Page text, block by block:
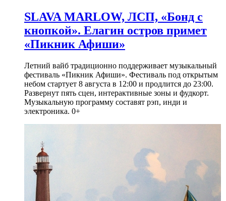
SLAVA MARLOW, ЛСП, «Бонд с
кнопкой». Елагин остров примет
«Пикник Афиши»
Летний вайб традиционно поддерживает музыкальный
фестиваль «Пикник Афиши». Фестиваль под открытым
небом стартует 8 августа в 12:00 и продлится до 23:00.
Развернут пять сцен, интерактивные зоны и фудкорт.
Музыкальную программу составят рэп, инди и
электроника. 0+